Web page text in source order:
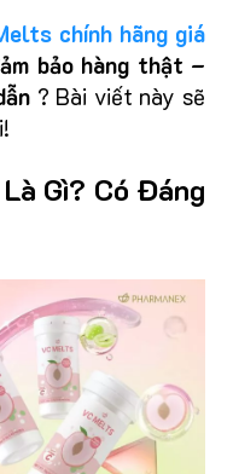
chính hãng giá
bảo hàng thật –
? Bài viết này sẽ
Gì? Có Đáng